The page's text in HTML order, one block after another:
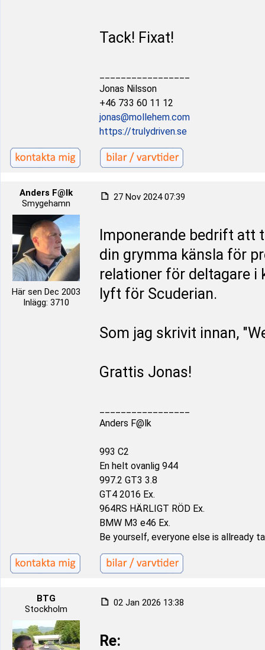
Tack! Fixat!
Jonas Nilsson
+46 733 60 11 12
jonas@mollehem.com
https://trulydriven.se
Anders F@lk
Smygehamn
Här sen Dec 2003
Inlägg: 3710
27 Nov 2024 07:39
Imponerande bedrift att
din grymma känsla för
relationer för deltagare
lyft för Scuderian.
Som jag skrivit innan,
Grattis Jonas!
Anders F@lk
993 C2
En helt ovanlig 944
997.2 GT3 3.8
GT4 2016 Ex.
964RS HÄRLIGT RÖD Ex.
BMW M3 e46 Ex.
Be yourself, everyone else is allready
BTG
Stockholm
02 Jan 2026 13:38
Re: